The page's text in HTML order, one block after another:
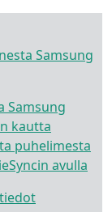
Samsung
Samsung
kautta
puhelimesta
avulla